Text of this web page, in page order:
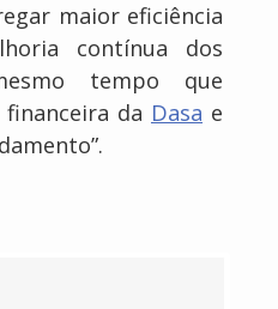
maior eficiência
contínua dos
tempo que
da Dasa e